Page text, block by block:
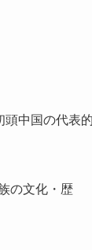
頭中国の代表
の文化・歴